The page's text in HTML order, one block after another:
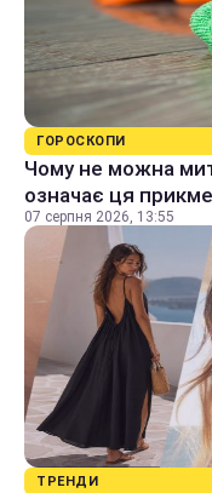
ГОРОСКОПИ
Чому не можна
означає ця
07 серпня 2026, 13:55
ТРЕНДИ